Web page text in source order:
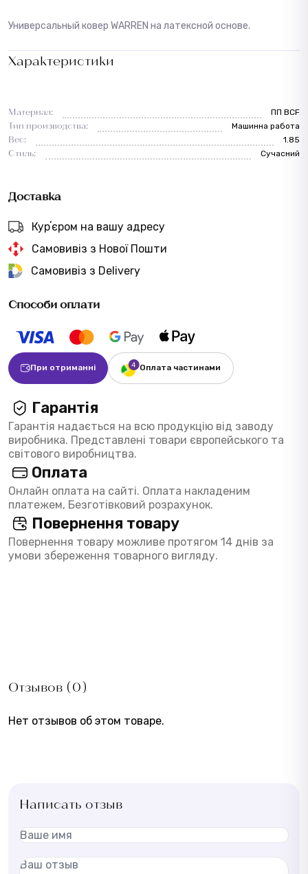
Универсальный ковер WARREN на латексной основе.
Характеристики
Материал:
ПП BCF
Тип производства:
Машинна работа
Вес:
1.85
Стиль:
Сучасний
Доставка
Курʼєром на вашу адресу
Самовивіз з Нової Пошти
Самовивіз з Delivery
Способи оплати
При отриманні Оплата частинами
Гарантія
Гарантія надається на всю продукцію від заводу
виробника. Представлені товари європейського та
світового виробництва.
Оплата
Онлайн оплата на сайті. Оплата накладеним
платежем, Безготівковий розрахунок.
Повернення товару
Повернення товару можливе протягом 14 днів за
умови збереження товарного вигляду.
Отзывов (0)
Нет отзывов об этом товаре.
Написать отзыв